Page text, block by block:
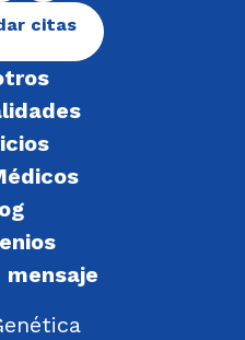
mensaje
citas